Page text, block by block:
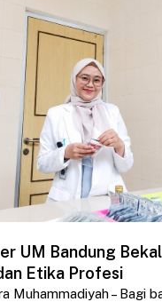
UM Bandung
Etika Profesi
Muhammadiyah – Bagi